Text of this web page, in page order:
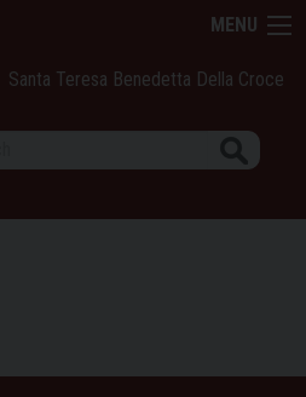
MENU
Santa Teresa Benedetta Della Croce